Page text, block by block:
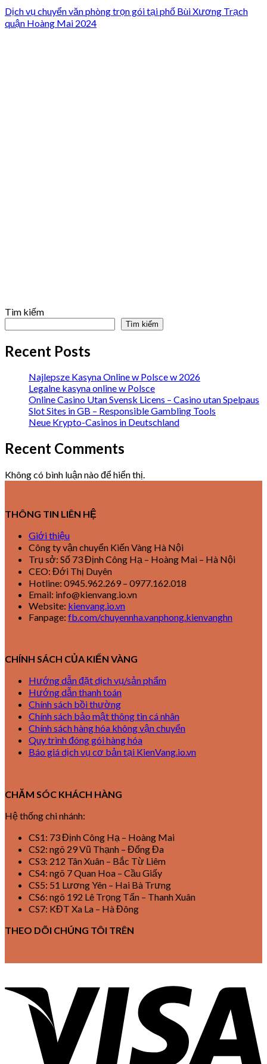
Dịch vụ chuyển văn phòng trọn gói tại phố Bùi Xương Trạch
quận Hoàng Mai 2024
Tìm kiếm
Tìm kiếm
Recent Posts
Najlepsze Kasyna Online w Polsce w 2026
Legalne kasyna online w Polsce
Online Casino Utan Svensk Licens – Casino utan Spelpaus
Slot Sites in GB – Responsible Gambling Tools
Neue Krypto-Casinos in Deutschland
Recent Comments
Không có bình luận nào để hiển thị.
THÔNG TIN LIÊN HỆ
Giới thiệu
Công ty vận chuyển Kiến Vàng Hà Nội
Trụ sở: Số 73 Định Công Hạ – Hoàng Mai – Hà Nội
CEO: Đới Thị Duyên
Hotline: 0945.962.269 – 0977.162.018
Email: info@kienvang.io.vn
Website: kienvang.io.vn
Fanpage: fb.com/chuyennha.vanphong.kienvanghn
CHÍNH SÁCH CỦA KIẾN VÀNG
Hướng dẫn đặt dịch vụ/sản phẩm
Hướng dẫn thanh toán
Chính sách bồi thường
Chính sách bảo mật thông tin cá nhân
Chính sách hàng hóa không vận chuyển
Quy trình đóng gói hàng hóa
Báo giá dịch vụ cơ bản tại KienVang.io.vn
CHĂM SÓC KHÁCH HÀNG
Hệ thống chi nhánh:
CS1: 73 Định Công Hạ – Hoàng Mai
CS2: ngõ 29 Vũ Thạnh – Đống Đa
CS3: 212 Tân Xuân – Bắc Từ Liêm
CS4: ngõ 7 Quan Hoa – Cầu Giấy
CS5: 51 Lương Yên – Hai Bà Trưng
CS6: ngõ 192 Lê Trọng Tấn – Thanh Xuân
CS7: KĐT Xa La – Hà Đông
THEO DÕI CHÚNG TÔI TRÊN